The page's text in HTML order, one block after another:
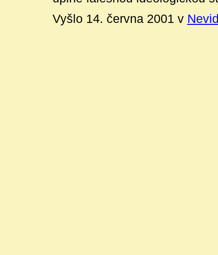
Vyšlo 14. června 2001 v